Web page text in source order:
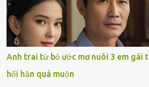
con đi biển hai ngày, để nó được
sẽ kể cho em nghe cả tuần không
hiền, vuốt tóc vợ. Bà Hạnh nhìn
lòng cũng rộn ràng. Bà vốn ít có dịp đi
nên lần này cũng đành ở nhà. Thảo
“Con sẽ nhặt thật nhiều vỏ sò cho mẹ
Anh trai từ bỏ ước mơ nuôi 3 em gái
hối hận quá muộn